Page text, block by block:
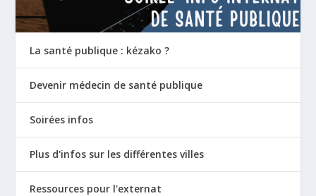
La santé publique : kézako ?
Devenir médecin de santé publique
Soirées infos
Plus d'infos sur les différentes villes
Ressources pour l'externat